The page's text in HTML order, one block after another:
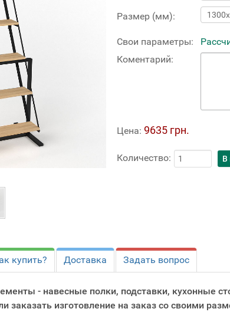
Размер (мм):
Свои параметры:
Коментарий:
Цена:9635 грн.
Количество:
купить? Доставка Задать вопрос
- навесные полки, подставки, кухонные
заказать изготовление на заказ со своими